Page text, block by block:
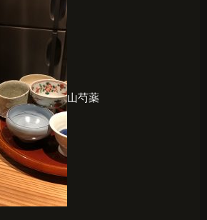
山芍薬